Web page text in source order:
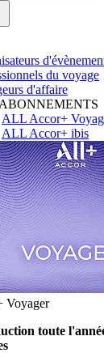
du voyage
d'affaire
ALL Accor+
ALL Accor+ ibis
Voyager
toute